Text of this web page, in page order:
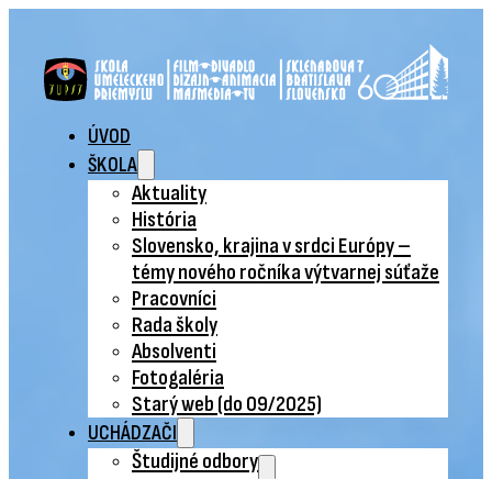
ÚVOD
ŠKOLA
Aktuality
História
Slovensko, krajina v srdci Európy –
témy nového ročníka výtvarnej súťaže
Pracovníci
Rada školy
Absolventi
Fotogaléria
Starý web (do 09/2025)
UCHÁDZAČI
Študijné odbory